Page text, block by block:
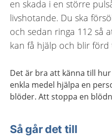
en skada i en större
livshotande. Du ska
och sedan ringa 112 så
kan få hjälp och blir förd
Det är bra att känna till
enkla medel hjälpa en
blöder. Att stoppa en
Så går det till